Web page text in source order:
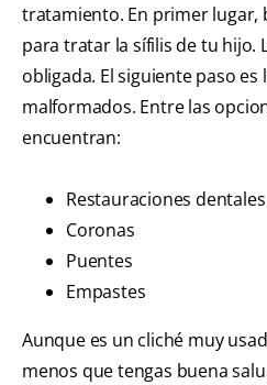
tratamiento. En primer lugar,
para tratar la sífilis de tu hijo.
obligada. El siguiente paso
malformados. Entre las
encuentran:
Restauraciones dentales
Coronas
Puentes
Empastes
Aunque es un cliché muy
menos que tengas buena